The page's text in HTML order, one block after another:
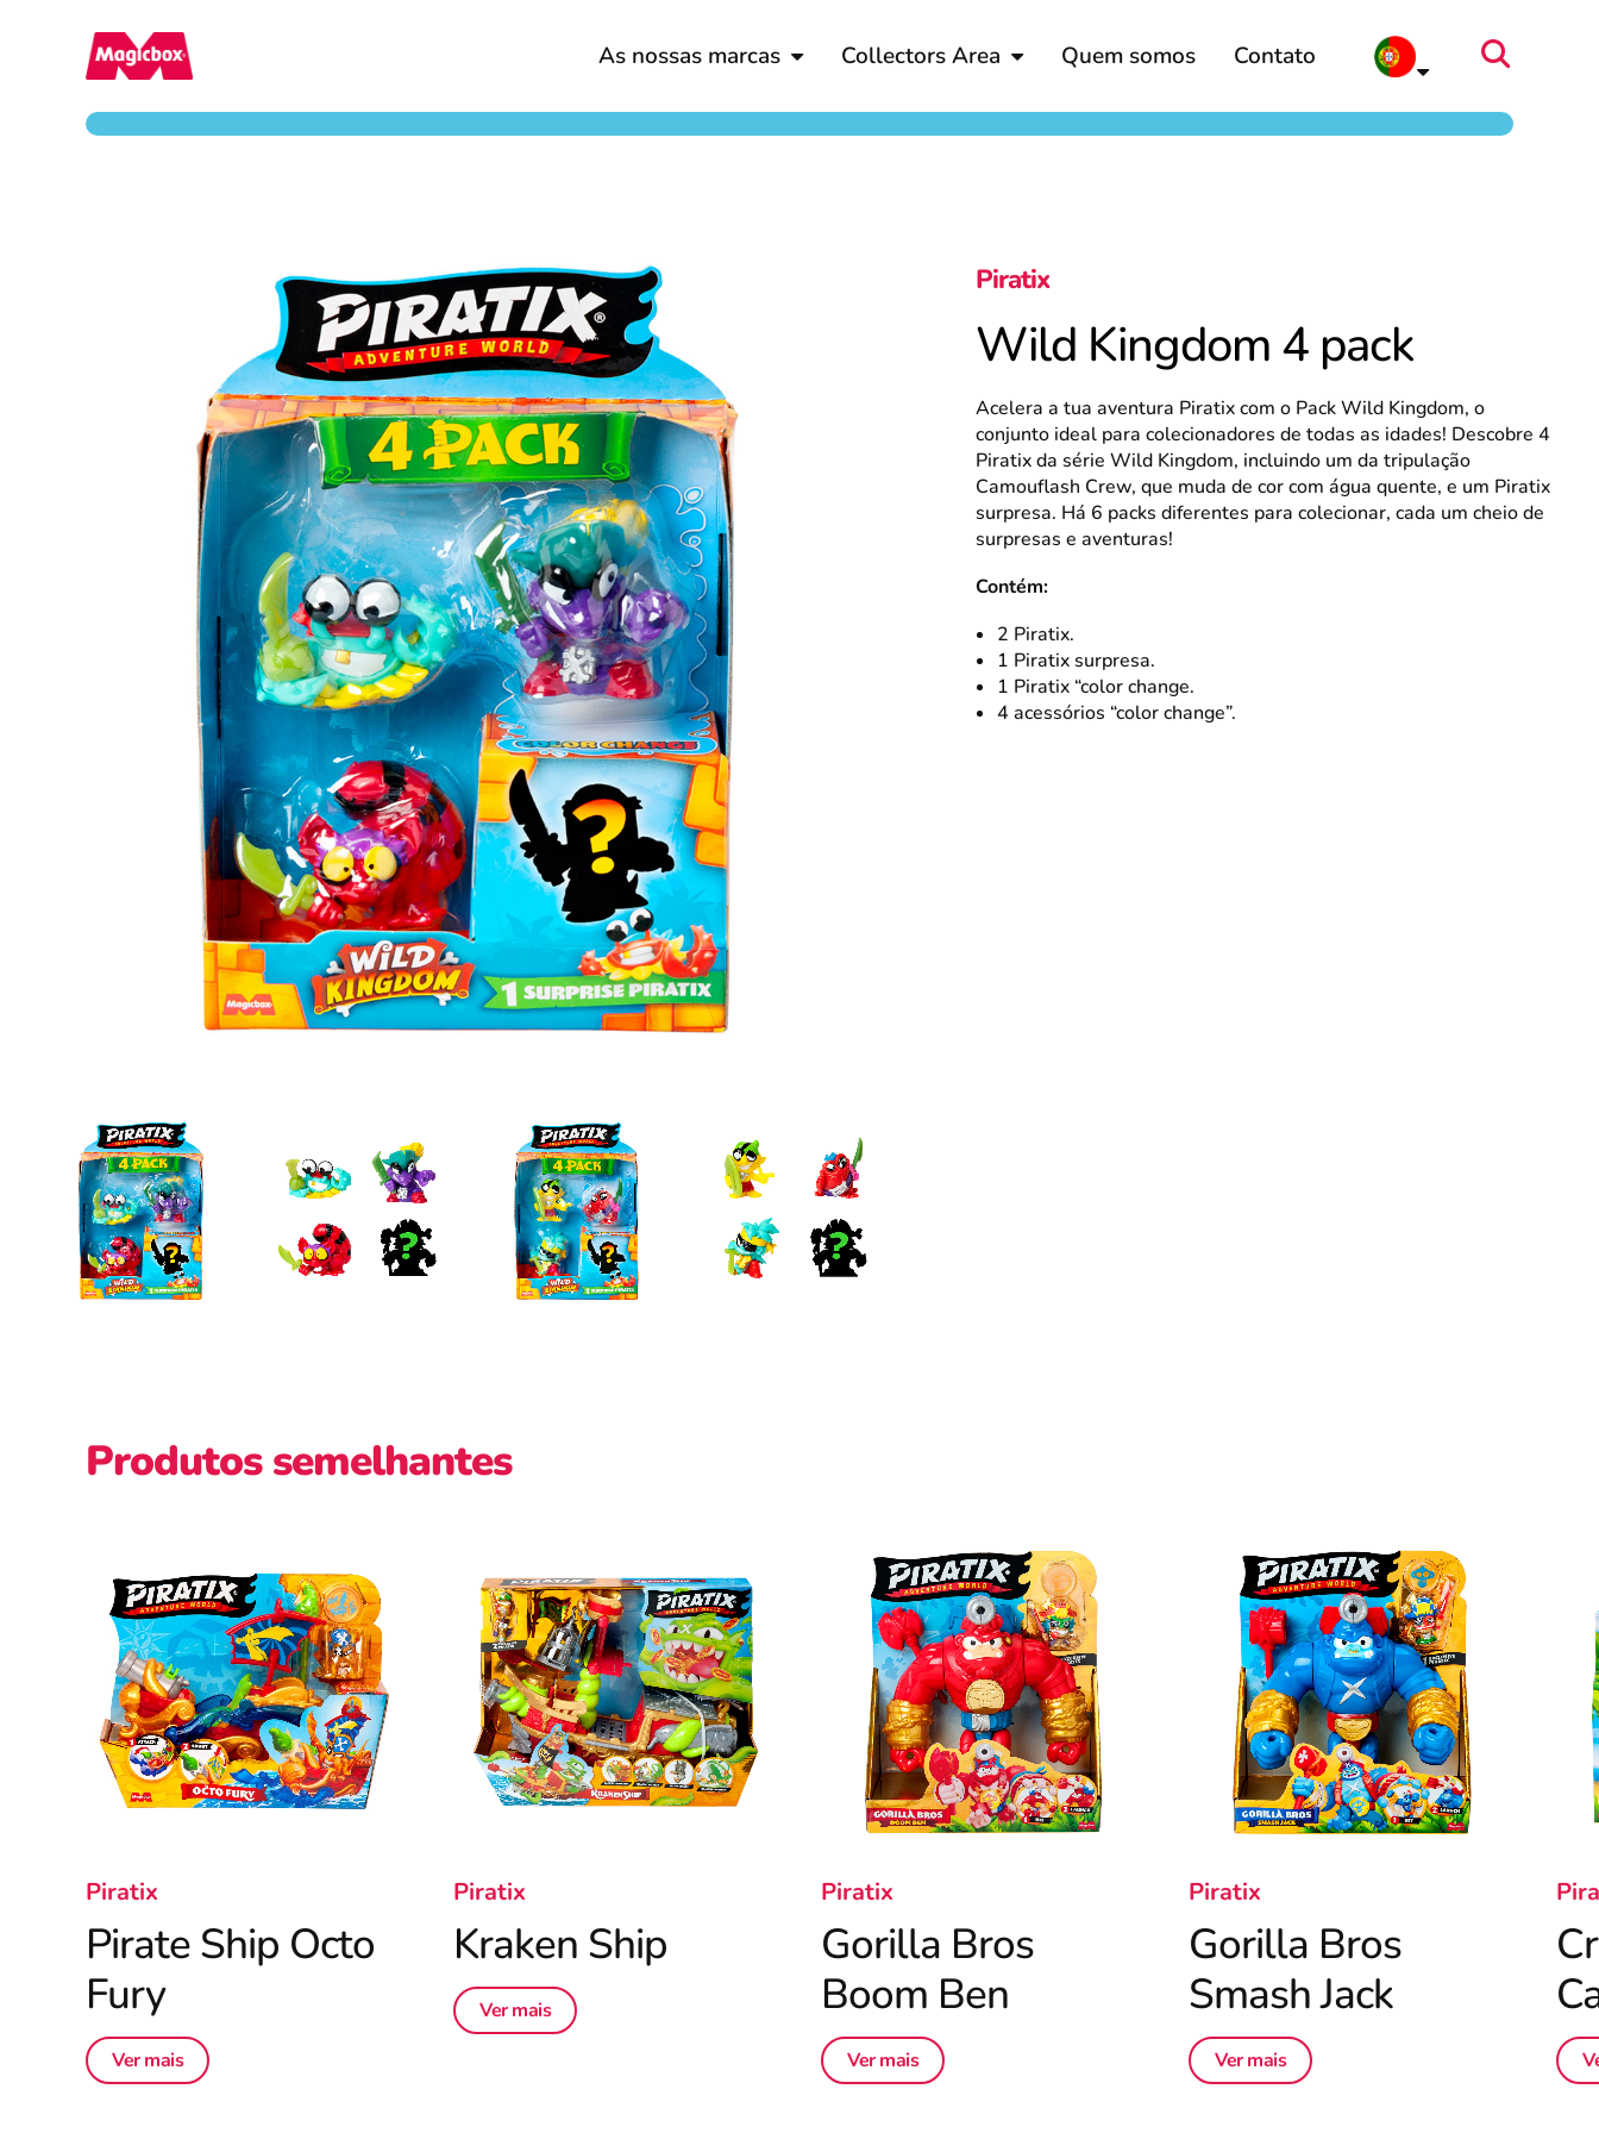
As nossas marcas Collectors Area Quem somos Contato
Piratix
Wild Kingdom 4 pack
Acelera a tua aventura Piratix com o Pack Wild Kingdom, o
conjunto ideal para colecionadores de todas as idades! Descobre 4
Piratix da série Wild Kingdom, incluindo um da tripulação
Camouflash Crew, que muda de cor com água quente, e um Piratix
surpresa. Há 6 packs diferentes para colecionar, cada um cheio de
surpresas e aventuras!
Contém:
2 Piratix.
1 Piratix surpresa.
1 Piratix “color change.
4 acessórios “color change”.
Produtos semelhantes
Piratix
Pirate Ship Octo
Fury
Ver mais
Piratix
Kraken Ship
Ver mais
Piratix
Gorilla Bros
Boom Ben
Ver mais
Piratix
Gorilla Bros
Smash Jack
Ver mais